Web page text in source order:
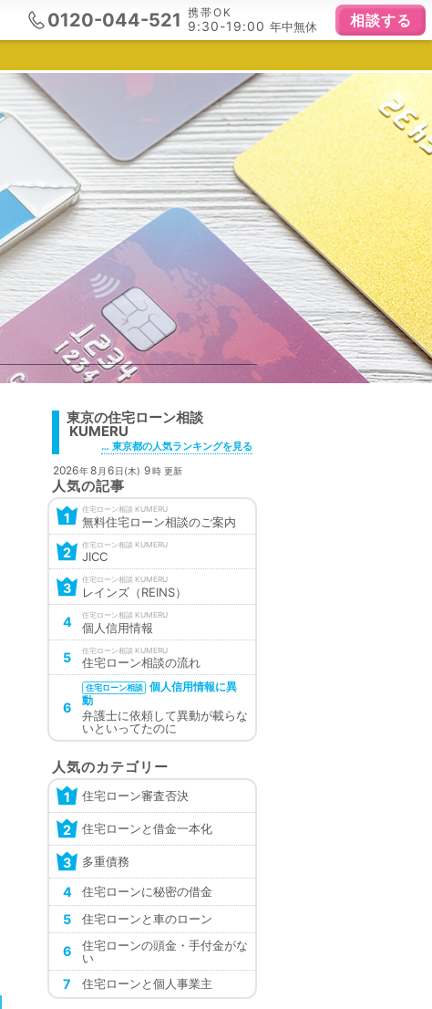
東京の住宅ローン相談
… 東京都の人気ランキングを見る
2026年8 月 6日(木) 9時 更新
人気の記事
1
住宅ローン相談
無料住宅ローン相談のご案内
2
住宅ローン相談
JICC
3
住宅ローン相談
レインズ（REINS）
4 住宅ローン相談
個人信用情報
5 住宅ローン相談
住宅ローン相談の流れ
6
住宅ローン相談
個人信用情報に異
動
弁護士に依頼して異動が載らな
いといってたのに
人気のカテゴリー
1 住宅ローン審査否決
2 住宅ローンと借金一本化
3 多重債務
4 住宅ローンに秘密の借金
5 住宅ローンと車のローン
6
住宅ローンの頭金・手付金がな
い
7 住宅ローンと個人事業主
0120-044-521 携帯OK
9:30-19:00 年中無休 相談する